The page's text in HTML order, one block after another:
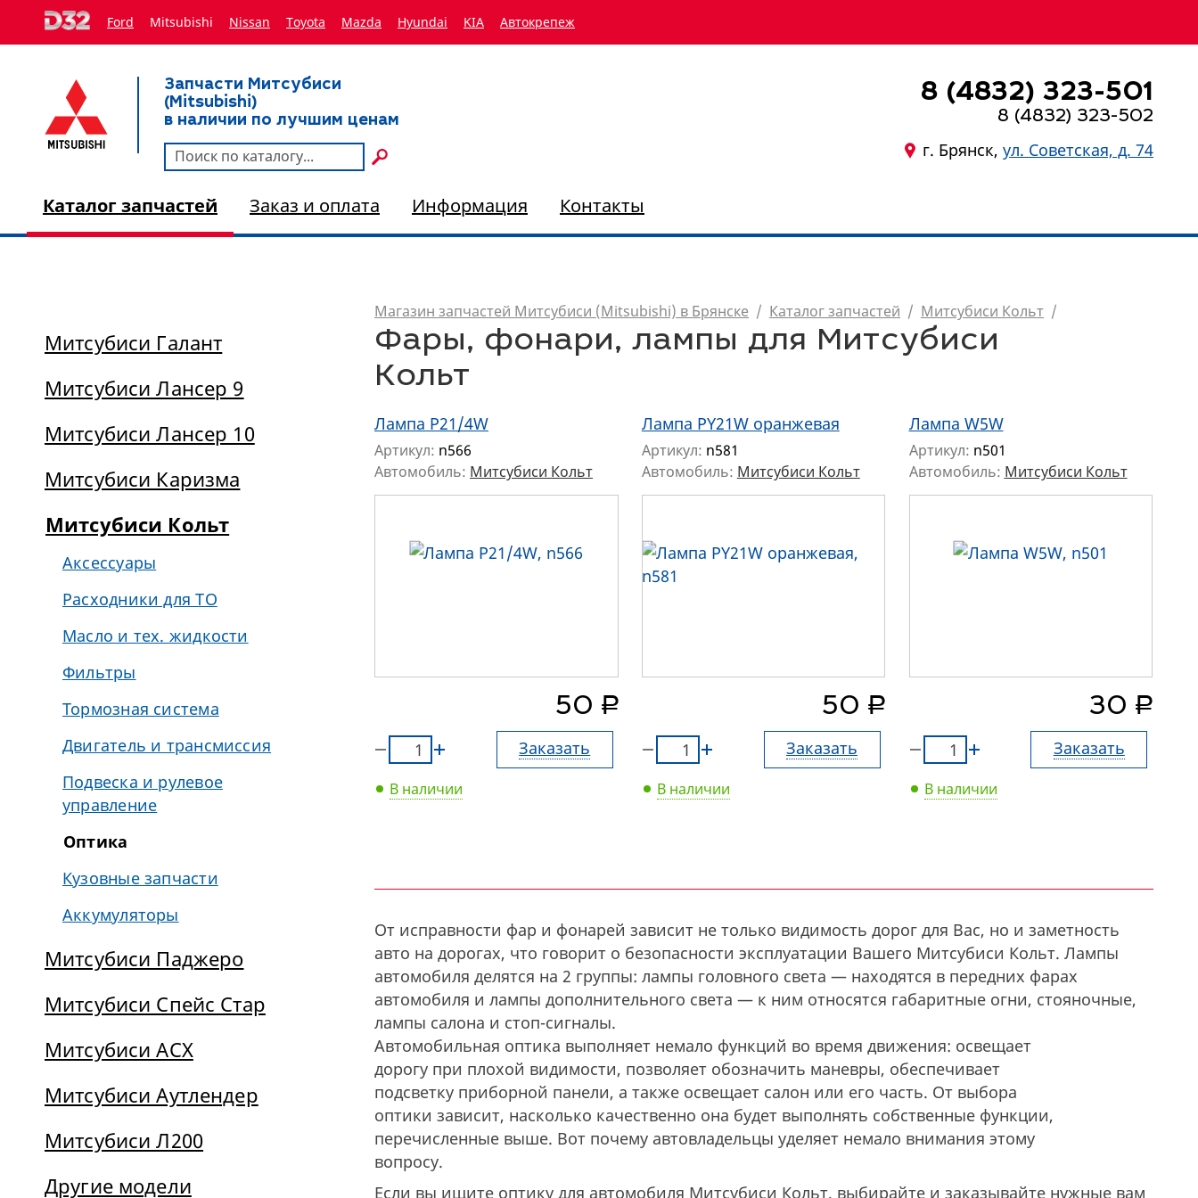
Ford Mitsubishi Nissan Toyota Мazda Hyundai KIA Автокрепеж
Запчасти Митсубиси
(Mitsubishi)
в наличии по лучшим ценам
8 (4832) 323-501
8 (4832) 323-502
г. Брянск, ул. Советская, д. 74
Каталог запчастей Заказ и оплата Информация Контакты
Митсубиси Галант
Митсубиси Лансер 9
Митсубиси Лансер 10
Митсубиси Каризма
Митсубиси Кольт
Аксессуары
Расходники для ТО
Масло и тех. жидкости
Фильтры
Тормозная система
Двигатель и трансмиссия
Подвеска и рулевое
управление
Оптика
Кузовные запчасти
Аккумуляторы
Митсубиси Паджеро
Митсубиси Спейс Стар
Митсубиси АСХ
Митсубиси Аутлендер
Митсубиси Л200
Другие модели
Магазин запчастей Митсубиси (Mitsubishi) в Брянске / Каталог запчастей / Митсубиси Кольт /
Фары, фонари, лампы для Митсубиси
Кольт
Лампа P21/4W
Артикул: n566
Автомобиль: Митсубиси Кольт
50 руб.
Заказать
В наличии
Лампа PY21W оранжевая
Артикул: n581
Автомобиль: Митсубиси Кольт
50 руб.
Заказать
В наличии
Лампа W5W
Артикул: n501
Автомобиль: Митсубиси Кольт
30 руб.
Заказать
В наличии
От исправности фар и фонарей зависит не только видимость дорог для Вас, но и заметность
авто на дорогах, что говорит о безопасности эксплуатации Вашего Митсубиси Кольт. Лампы
автомобиля делятся на 2 группы: лампы головного света — находятся в передних фарах
автомобиля и лампы дополнительного света — к ним относятся габаритные огни, стояночные,
лампы салона и стоп-сигналы.
Автомобильная оптика выполняет немало функций во время движения: освещает
дорогу при плохой видимости, позволяет обозначить маневры, обеспечивает
подсветку приборной панели, а также освещает салон или его часть. От выбора
оптики зависит, насколько качественно она будет выполнять собственные функции,
перечисленные выше. Вот почему автовладельцы уделяет немало внимания этому
вопросу.
Если вы ищите оптику для автомобиля Митсубиси Кольт, выбирайте и заказывайте нужные вам